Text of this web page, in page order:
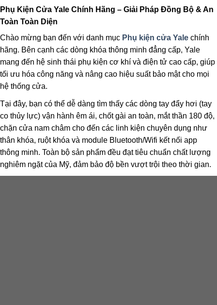
Phụ Kiện Cửa Yale Chính Hãng – Giải Pháp Đồng Bộ & An
Toàn Toàn Diện
Chào mừng bạn đến với danh mục Phụ kiện cửa Yale chính
hãng. Bên cạnh các dòng khóa thông minh đẳng cấp, Yale
mang đến hệ sinh thái phụ kiện cơ khí và điện tử cao cấp, giúp
tối ưu hóa công năng và nâng cao hiệu suất bảo mật cho mọi
hệ thống cửa.
Tại đây, bạn có thể dễ dàng tìm thấy các dòng tay đẩy hơi (tay
co thủy lực) vận hành êm ái, chốt gài an toàn, mắt thần 180 độ,
chặn cửa nam châm cho đến các linh kiện chuyên dụng như
thân khóa, ruột khóa và module Bluetooth/Wifi kết nối app
thông minh. Toàn bộ sản phẩm đều đạt tiêu chuẩn chất lượng
nghiêm ngặt của Mỹ, đảm bảo độ bền vượt trội theo thời gian.